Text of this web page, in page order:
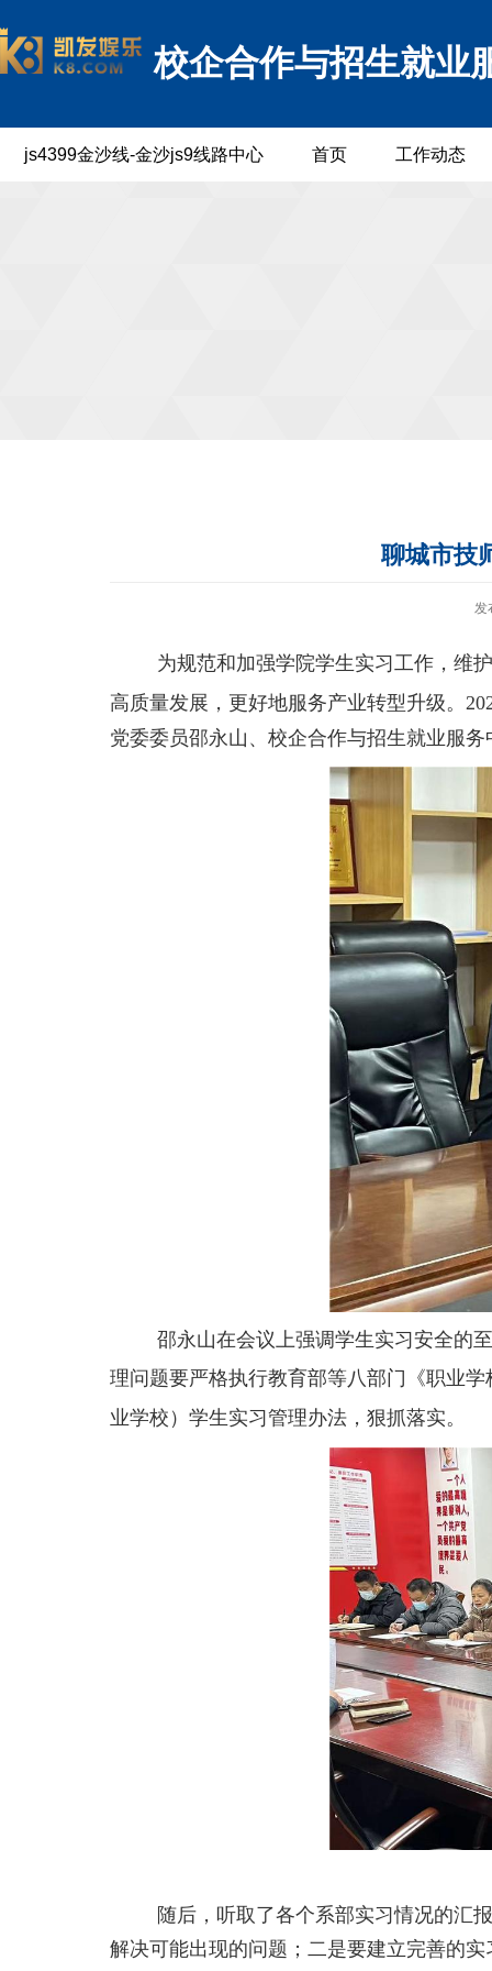
校企合作与招生就业
js4399金沙线-金沙js9线路中心 首页 工作动态
聊城市技
发
为规范和加强学院学生实习工作，维
高质量发展，更好地服务产业转型升级。
党委委员邵永山、校企合作与招生就业服务
邵永山在会议上强调学生实习安全的
理问题要严格执行教育部等八部门《职业
业学校）学生实习管理办法 ， 狠抓落实。
随后， 听取了各个系部实习情况的汇
解决可能出现的问题；二是要建立完善的